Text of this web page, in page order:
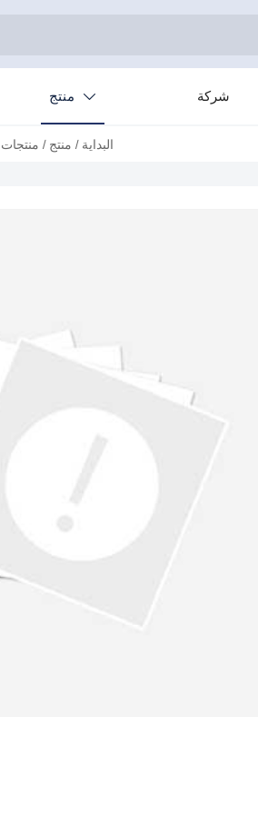
منتج  شركة
البداية / منتج /